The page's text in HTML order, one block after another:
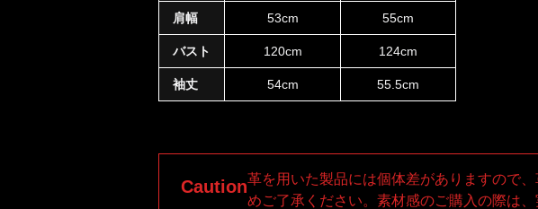
肩幅 53cm 55cm
バスト 120cm 124cm
袖丈 54cm 55.5cm
Caution革を用いた製品には個体差がありますので
めご了承ください。素材感のご購入の際は